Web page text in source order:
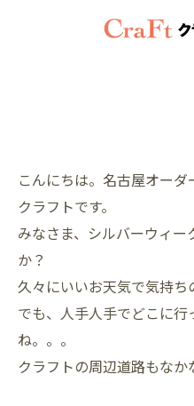
こんにちは。名古屋オー
クラフトです。
みなさま、シルバーウィ
か？
久々にいいお天気で気持ち
でも、人手人手でどこに行
ね。。。
クラフトの周辺道路もなか